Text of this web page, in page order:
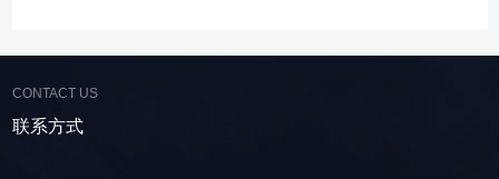
筛协助去除多余的水分，以便于尾矿的堆放或再
CONTACT US
联系方式